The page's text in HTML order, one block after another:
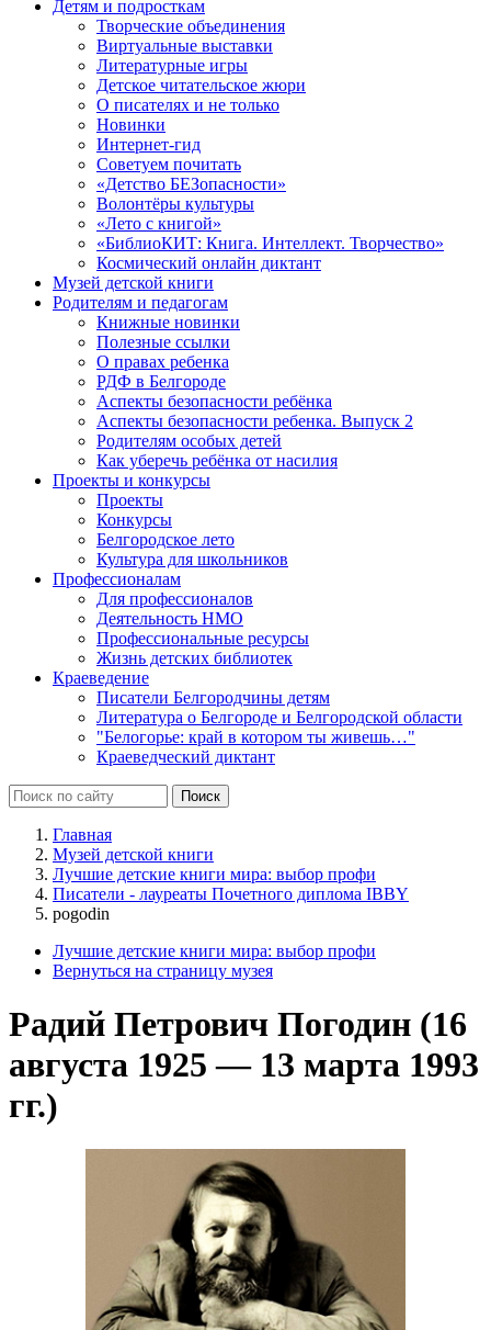
Детям и подросткам
Творческие объединения
Виртуальные выставки
Литературные игры
Детское читательское жюри
О писателях и не только
Новинки
Интернет-гид
Советуем почитать
«Детство БЕЗопасности»
Волонтёры культуры
«Лето с книгой»
«БиблиоКИТ: Книга. Интеллект. Творчество»
Космический онлайн диктант
Музей детской книги
Родителям и педагогам
Книжные новинки
Полезные ссылки
О правах ребенка
РДФ в Белгороде
Аспекты безопасности ребёнка
Аспекты безопасности ребенка. Выпуск 2
Родителям особых детей
Как уберечь ребёнка от насилия
Проекты и конкурсы
Проекты
Конкурсы
Белгородское лето
Культура для школьников
Профессионалам
Для профессионалов
Деятельность НМО
Профессиональные ресурсы
Жизнь детских библиотек
Краеведение
Писатели Белгородчины детям
Литература о Белгороде и Белгородской области
"Белогорье: край в котором ты живешь…"
Краеведческий диктант
Главная
Музей детской книги
Лучшие детские книги мира: выбор профи
Писатели - лауреаты Почетного диплома IBBY
pogodin
Лучшие детские книги мира: выбор профи
Вернуться на страницу музея
Радий Петрович Погодин (16
августа 1925 — 13 марта 1993
гг.)